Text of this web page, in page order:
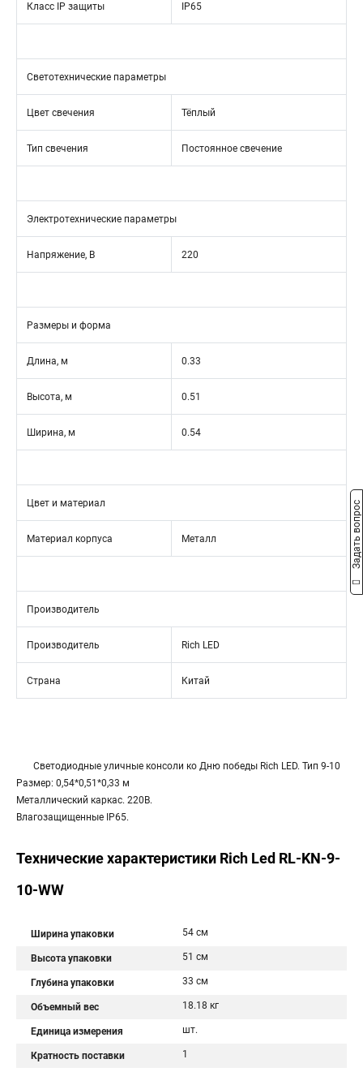
Класс IP защиты IP65
Светотехнические параметры
Цвет свечения Тёплый
Тип свечения Постоянное свечение
Электротехнические параметры
Напряжение, В 220
Размеры и форма
Длина, м 0.33
Высота, м 0.51
Ширина, м 0.54
Цвет и материал
Материал корпуса Металл
Производитель
Производитель Rich LED
Страна Китай
Светодиодные уличные консоли ко Дню победы Rich LED. Тип 9-10
Размер: 0,54*0,51*0,33 м
Металлический каркас. 220В.
Влагозащищенные IP65.
Технические характеристики Rich Led RL-KN-9-
10-WW
Ширина упаковки 54 см
Высота упаковки 51 см
Глубина упаковки 33 см
Объемный вес 18.18 кг
Единица измерения шт.
Кратность поставки 1
Задать вопрос